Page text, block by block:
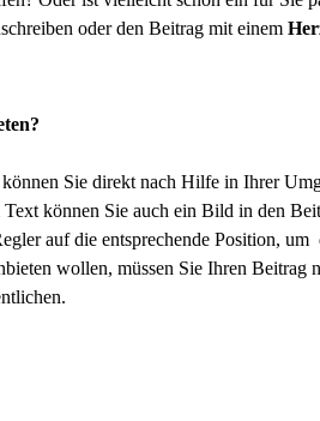
oder den Beitrag mit einem
können Sie direkt nach Hilfe in Ihrer
können Sie auch ein Bild in den
auf die entsprechende Position,
wollen, müssen Sie Ihren Beitrag